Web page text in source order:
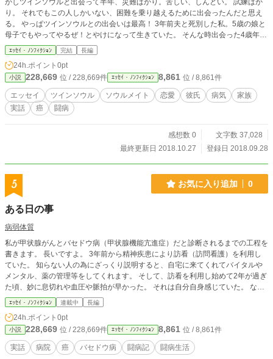
かしツインソウルと出会って半年、災難ばかり。苦しい、しんどい。 試練ばか
り。 それでもこの人しかいない、困難を乗り越えるために出会ったんだと思え
る。 やっぱツインソウルとの出会いは最高！ 3年前夫と死別した私。5歳の娘と
母子でもやってやるぜ！とやけになって生きていた。 そんな時出会った4歳年下
彼。 彼との出会いから人生激変。 こんなことありえない！ってことが次々と起
こる。 それは彼と私がツインソウルだったから！？ 大好きなツインソウルの癌
宣告。 もう勘弁して神さま、、
ｴｯｾｲ・ﾉﾝﾌｨｸｼｮﾝ 完結 長編
24h.ポイント 0pt
小説 228,669 位 / 228,669件 ｴｯｾｲ・ﾉﾝﾌｨｸｼｮﾝ 8,861 位 / 8,861件
エッセイ ツインソウル ソウルメイト 恋愛 彼氏 病気
家族
実話
癌 闘病
感想数 0
文字数 37,028
最終更新日 2018.10.27
登録日 2018.09.28
5 お気に入り追加 0
ある日の事
病弱体質
私が甲状腺がんとバセドウ病（甲状腺機能亢進症）だと診断されるまでの工程を
書きます。 長いですよ。 3年前から精神疾患により訪看（訪問看護）を利用し
ていた。 知らない人の為にざっくり説明すると、自宅に来てくれてバイタルや
メンタル、薬の管理等をしてくれます。 そして、訪看を利用し始めて2年が過ぎ
た頃、妙に息切れや血圧や脈拍が早かった。 それは自分自身感じていた。 なぜ
ならデブだから笑笑 だから、気にもとめていなかった。 でも、特にその症状以
外支障がなかった。 でも、訪看さんにこの数値は異常だから循環器内科を受診
した方がいいかもしれない と言われた。 その時も聞き流すだけで、病院には行
かなかった。 でも、本当に微量ながら体調が悪かった日がちらほら出てきた。
少し、ネットで調べてみる事にした。 やはり、いろいろな病名が出てくる。 早
めに受診しないと心臓系なら死ぬ可能性もあると書かれていた。 少し、怖くな
ｴｯｾｲ・ﾉﾝﾌｨｸｼｮﾝ 連載中 長編
24h.ポイント 0pt
小説 228,669 位 / 228,669件 ｴｯｾｲ・ﾉﾝﾌｨｸｼｮﾝ 8,861 位 / 8,861件
実話 病院 癌 バセドウ病 闘病記 闘病生活